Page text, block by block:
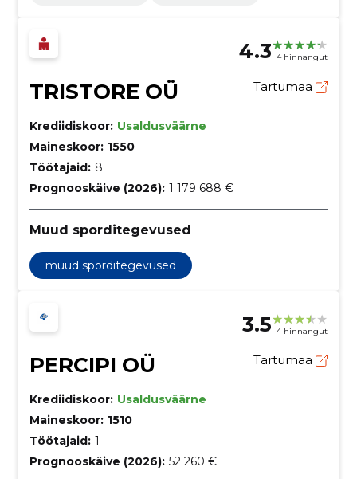
4.3 4 hinnangut
TRISTORE OÜ Tartumaa
Krediidiskoor: Usaldusväärne
Maineskoor: 1550
Töötajaid: 8
Prognooskäive (2026): 1 179 688 €
Muud sporditegevused
muud sporditegevused
3.5 4 hinnangut
PERCIPI OÜ Tartumaa
Krediidiskoor: Usaldusväärne
Maineskoor: 1510
Töötajaid: 1
Prognooskäive (2026): 52 260 €